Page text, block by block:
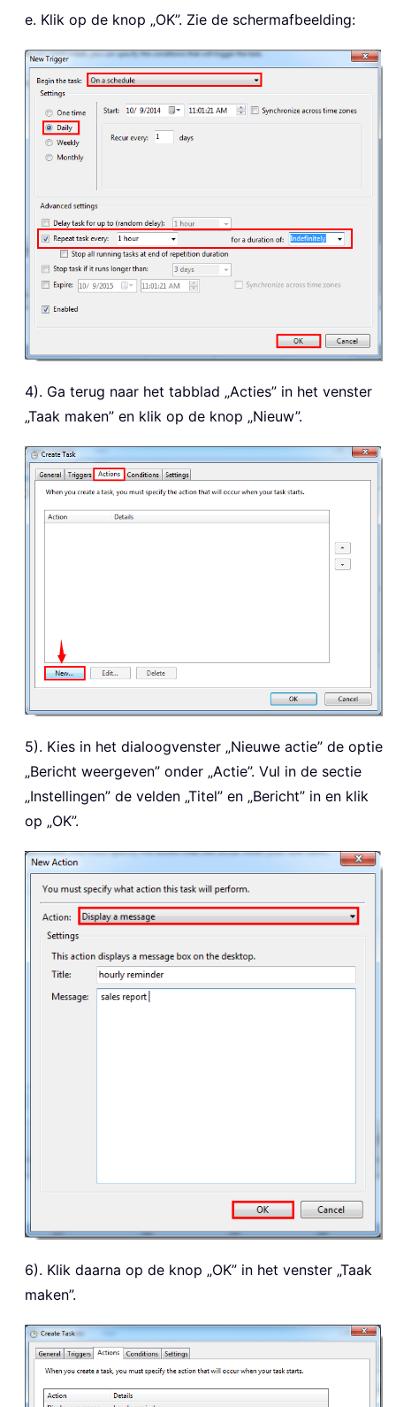
e. Klik op de knop „OK”. Zie de schermafbeelding:
4). Ga terug naar het tabblad „Acties” in het venster
„Taak maken” en klik op de knop „Nieuw”.
5). Kies in het dialoogvenster „Nieuwe actie” de optie
„Bericht weergeven” onder „Actie”. Vul in de sectie
„Instellingen” de velden „Titel” en „Bericht” in en klik
op „OK”.
6). Klik daarna op de knop „OK” in het venster „Taak
maken”.